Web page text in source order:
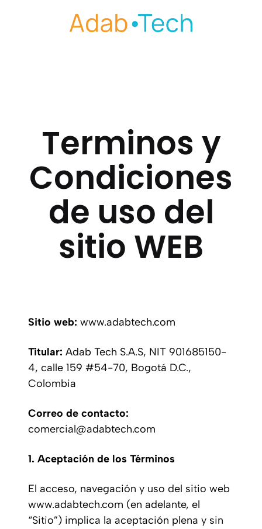
Terminos y
Condiciones
de uso del
sitio WEB
Sitio web: www.adabtech.com
Titular: Adab Tech S.A.S, NIT 901685150-
4, calle 159 #54-70, Bogotá D.C.,
Colombia
Correo de contacto:
comercial@adabtech.com
1. Aceptación de los Términos
El acceso, navegación y uso del sitio web
www.adabtech.com (en adelante, el
“Sitio”) implica la aceptación plena y sin